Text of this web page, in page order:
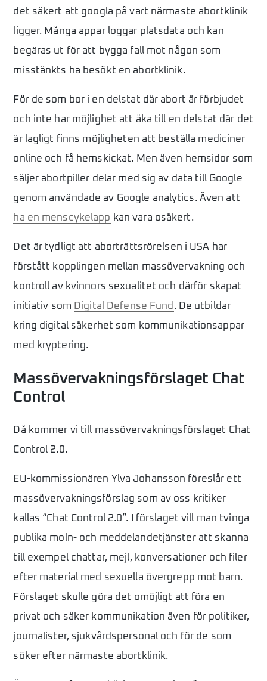
det säkert att googla på vart närmaste abortklinik
ligger. Många appar loggar platsdata och kan
begäras ut för att bygga fall mot någon som
misstänkts ha besökt en abortklinik.
För de som bor i en delstat där abort är förbjudet
och inte har möjlighet att åka till en delstat där det
är lagligt finns möjligheten att beställa mediciner
online och få hemskickat. Men även hemsidor som
säljer abortpiller delar med sig av data till Google
genom användade av Google analytics. Även att
ha en menscykelapp kan vara osäkert.
Det är tydligt att aborträttsrörelsen i USA har
förstått kopplingen mellan mass­övervakning och
kontroll av kvinnors ­sexualitet och därför skapat
initiativ som Digital Defense Fund . De utbildar
kring digital säkerhet som kommunikationsappar
med kryptering.
Massövervakningsförslaget Chat
Control
Då kommer vi till massövervakningsförslaget Chat
Control 2.0.
EU-kommissionären Ylva ­Johansson föreslår ett
massövervakningsförslag som av oss kritiker
kallas “Chat Control 2.0”. I förslaget vill man tvinga
publika moln- och meddelandetjänster att skanna
till exempel chattar, mejl, konversationer och filer
efter material med sexuella övergrepp mot barn.
Förslaget skulle göra det omöjligt att föra en
privat och säker kommunikation även för politiker,
journalister, sjukvårdspersonal och för de som
söker efter närmaste abortklinik.